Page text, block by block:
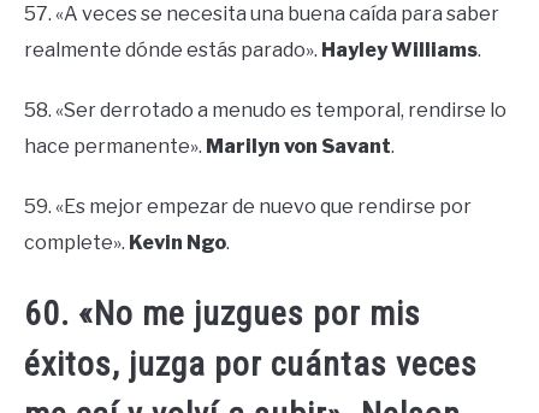
57. «A veces se necesita una buena caída para saber
realmente dónde estás parado». Hayley Williams.
58. «Ser derrotado a menudo es temporal, rendirse lo
hace permanente». Marilyn von Savant.
59. «Es mejor empezar de nuevo que rendirse por
complete». Kevin Ngo.
60. «No me juzgues por mis
éxitos, juzga por cuántas veces